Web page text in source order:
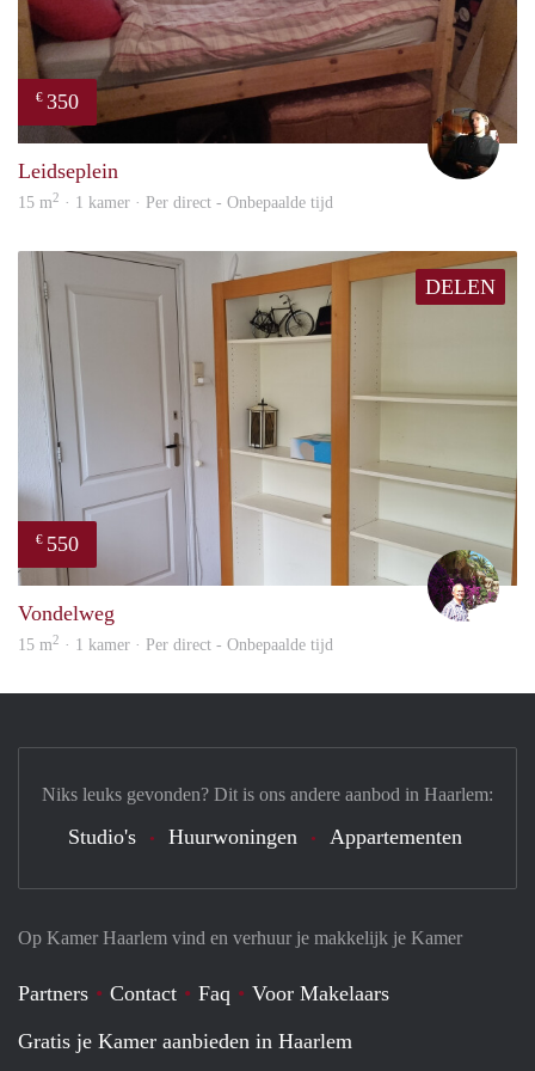
€ 350
Leidseplein
15 m2 · 1 kamer · Per direct - Onbepaalde tijd
DELEN
€ 550
Vondelweg
15 m2 · 1 kamer · Per direct - Onbepaalde tijd
Op Kamer Haarlem vind en verhuur je makkelijk je Kamer
Partners Contact Faq
Voor Makelaars
Gratis je Kamer aanbieden in Haarlem
Niks leuks gevonden? Dit is ons andere aanbod in Haarlem:
Studio's Huurwoningen Appartementen